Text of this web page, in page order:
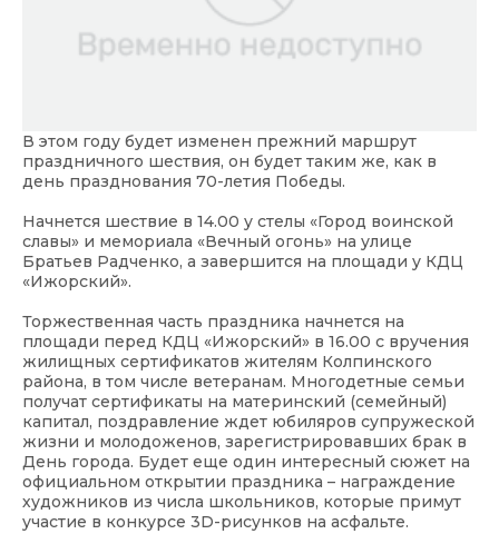
В этом году будет изменен прежний маршрут
праздничного шествия, он будет таким же, как в
день празднования 70-летия Победы.
Начнется шествие в 14.00 у стелы «Город воинской
славы» и мемориала «Вечный огонь» на улице
Братьев Радченко, а завершится на площади у КДЦ
«Ижорский».
Торжественная часть праздника начнется на
площади перед КДЦ «Ижорский» в 16.00 с вручения
жилищных сертификатов жителям Колпинского
района, в том числе ветеранам. Многодетные семьи
получат сертификаты на материнский (семейный)
капитал, поздравление ждет юбиляров супружеской
жизни и молодоженов, зарегистрировавших брак в
День города. Будет еще один интересный сюжет на
официальном открытии праздника – награждение
художников из числа школьников, которые примут
участие в конкурсе 3D-рисунков на асфальте.